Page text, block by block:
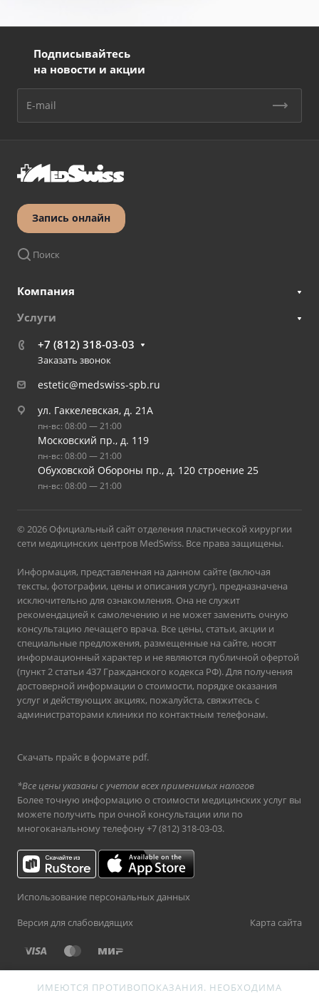
Подписывайтесь
на новости и акции
Запись онлайн
Поиск
Компания
Услуги
+7 (812) 318-03-03
Заказать звонок
estetic@medswiss-spb.ru
ул. Гаккелевская, д. 21А
пн-вс: 08:00 — 21:00
Московский пр., д. 119
пн-вс: 08:00 — 21:00
Обуховской Обороны пр., д. 120 строение 25
пн-вс: 08:00 — 21:00
© 2026 Официальный сайт отделения пластической хирургии
сети медицинских центров MedSwiss. Все права защищены.
Информация, представленная на данном сайте (включая
тексты, фотографии, цены и описания услуг), предназначена
исключительно для ознакомления. Она не служит
рекомендацией к самолечению и не может заменить очную
консультацию лечащего врача. Все цены, статьи, акции и
специальные предложения, размещенные на сайте, носят
информационный характер и не являются публичной офертой
(пункт 2 статьи 437 Гражданского кодекса РФ). Для получения
достоверной информации о стоимости, порядке оказания
услуг и действующих акциях, пожалуйста, свяжитесь с
администраторами клиники по контактным телефонам.
Скачать прайс в формате pdf.
*Все цены указаны с учетом всех применимых налогов
Более точную информацию о стоимости медицинских услуг вы
можете получить при очной консультации или по
многоканальному телефону+7 (812) 318-03-03.
Использование персональных данных
Версия для слабовидящих
Карта сайта
ИМЕЮТСЯ ПРОТИВОПОКАЗАНИЯ. НЕОБХОДИМА